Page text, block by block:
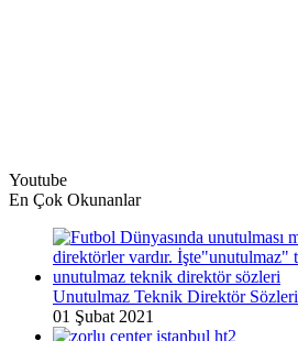
Youtube
En Çok Okunanlar
Unutulmaz Teknik Direktör Sözleri
01 Şubat 2021